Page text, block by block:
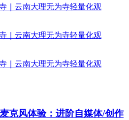
克风体验：进阶自媒体/创作